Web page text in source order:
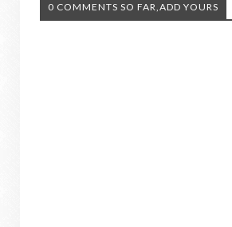
0 COMMENTS SO FAR,ADD YOURS